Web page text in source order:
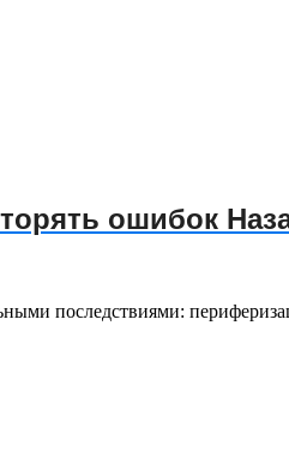
ошибок
последствиями: